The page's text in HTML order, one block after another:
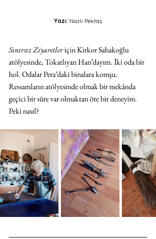
Yazı: Nazlı Pektaş
Sınırsız Ziyaretler için Kirkor Sahakoğlu
atölyesinde, Tokatlıyan Han’dayım. İki oda bir
hol. Odalar Pera’daki binalara komşu.
Ressamların atölyesinde olmak bir mekânda
geçici bir süre var olmaktan öte bir deneyim.
Peki nasıl?